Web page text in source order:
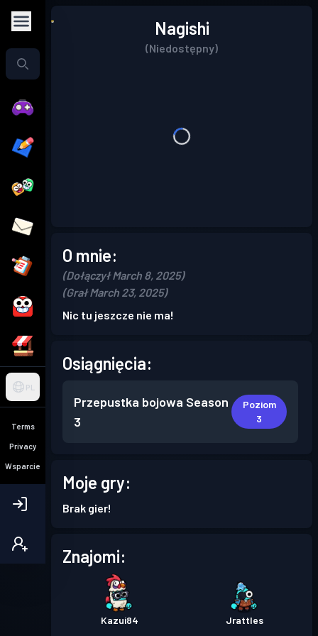
PL
Terms
Privacy
Wsparcie
Nagishi
(Niedostępny)
O mnie:
(Dołączył March 8, 2025)
(Grał March 23, 2025)
Nic tu jeszcze nie ma!
Osiągnięcia:
Przepustka bojowa Season
3
Poziom
3
Moje gry:
Brak gier!
Znajomi:
Kazui84 Jrattles